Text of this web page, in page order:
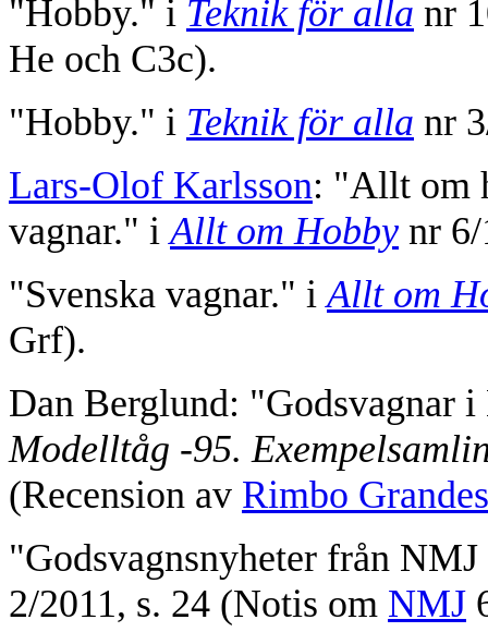
"Hobby." i Teknik för alla nr
He och C3c).
"Hobby." i Teknik för alla nr
Lars-Olof Karlsson: "Allt om
vagnar." iAllt om Hobby nr
"Svenska vagnar." iAllt om
Grf).
Dan Berglund:
Modelltåg -95.
(Recension av Rimbo Grandes
"Godsvagnsnyheter från
2/2011, s. 24 (Notis om NMJ